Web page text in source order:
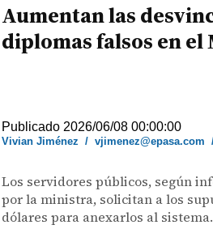
Aumentan las
diplomas falsos en el
Publicado 2026/06/08 00:00:00
Vivian Jiménez /vjimenez@epasa.com
Los servidores públicos, según
por la ministra, solicitan a los
dólares para anexarlos al sistema.